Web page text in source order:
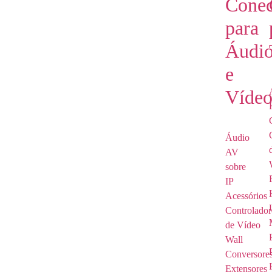
para
e
Vídeo
Áudio
AV
sobre
IP
Acessórios
de Vídeo
Wall
Extensores